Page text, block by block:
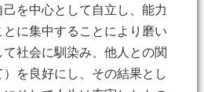
を中心として自立し、能力
に集中することにより磨い
社会に馴染み、他人との関
を良好にし、その結果とし